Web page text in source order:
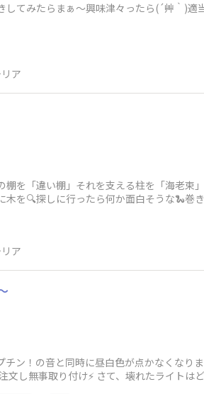
てみたらまぁ〜興味津々ったら(´艸｀)
ア
を「違い棚」それを支える柱を「海老束
を🔍️探しに行ったら何か面白そうな🐍巻
ア
ン！の音と同時に昼白色が点かなくなり
し無事取り付け⚡️ さて、壊れたライトは